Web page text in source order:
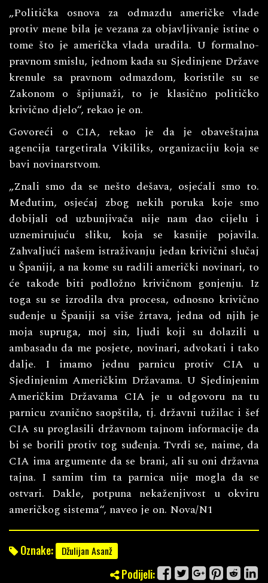
„Politička osnova za odmazdu američke vlade
protiv mene bila je vezana za objavljivanje istine o
tome što je američka vlada uradila. U formalno-
pravnom smislu, jednom kada su Sjedinjene Države
krenule sa pravnom odmazdom, koristile su se
Zakonom o špijunaži, to je klasično političko
krivično djelo“, rekao je on.
Govoreći o CIA, rekao je da je obaveštajna
agencija targetirala Vikiliks, organizaciju koja se
bavi novinarstvom.
„Znali smo da se nešto dešava, osjećali smo to.
Međutim, osjećaj zbog nekih poruka koje smo
dobijali od uzbunjivača nije nam dao cijelu i
uznemirujuću sliku, koja se kasnije pojavila.
Zahvaljući našem istraživanju jedan krivični slučaj
u Španiji, a na kome su radili američki novinari, to
će takođe biti podložno krivičnom gonjenju. Iz
toga su se izrodila dva procesa, odnosno krivično
suđenje u Španiji sa više žrtava, jedna od njih je
moja supruga, moj sin, ljudi koji su dolazili u
ambasadu da me posjete, novinari, advokati i tako
dalje. I imamo jednu parnicu protiv CIA u
Sjedinjenim Američkim Državama. U Sjedinjenim
Američkim Državama CIA je u odgovoru na tu
parnicu zvanično saopštila, tj. državni tužilac i šef
CIA su proglasili državnom tajnom informacije da
bi se borili protiv tog suđenja. Tvrdi se, naime, da
CIA ima argumente da se brani, ali su oni državna
tajna. I samim tim ta parnica nije mogla da se
ostvari. Dakle, potpuna nekaženjivost u okviru
američkog sistema“, naveo je on. Nova/N1
Oznake: Džulijan Asanž
Podijeli: